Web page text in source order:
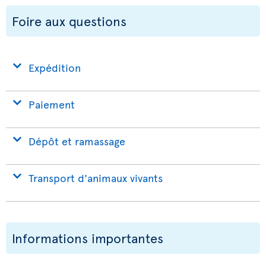
Foire aux questions
Expédition
Paiement
Dépôt et ramassage
Transport d'animaux vivants
Informations importantes